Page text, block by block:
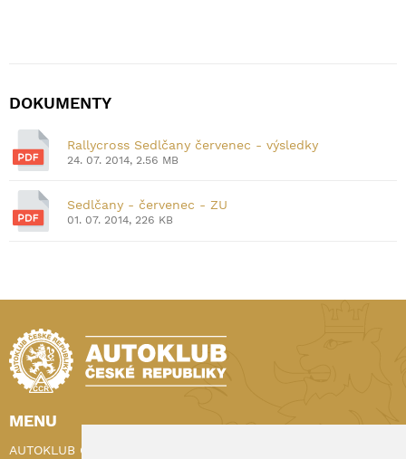
DOKUMENTY
Rallycross Sedlčany červenec - výsledky
24. 07. 2014, 2.56 MB
Sedlčany - červenec - ZU
01. 07. 2014, 226 KB
MENU
AUTOKLUB ČR